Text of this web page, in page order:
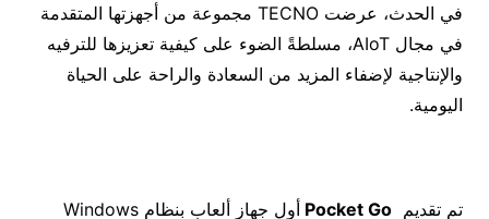
في الحدث، عرضت TECNO مجموعة من أجهزتها المتقدمة
في مجال AIoT، مسلطةً الضوء على كيفية تعزيزها للترفيه
والإنتاجية لإضفاء المزيد من السعادة والراحة على الحياة
اليومية.
تم تقديم Pocket Go
أول جهاز ألعاب بنظام Windows